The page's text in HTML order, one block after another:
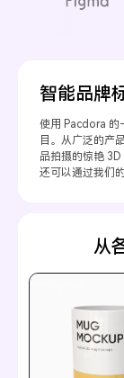
智能品牌
使用 Pacdora 的
目。从广泛的产
品拍摄的惊艳
还可以通过我们的
从